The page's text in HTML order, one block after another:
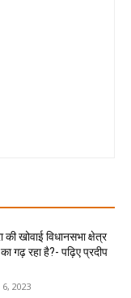
की खोवाई विधानसभा क्षेत्र
गढ़ रहा है?- पढ़िए प्रदीप
2023